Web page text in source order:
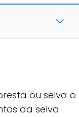
ou selva o
da selva